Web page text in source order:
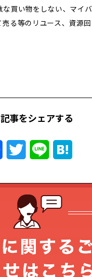
買い物をしない、マイ
る等のリユース、資源
事をシェアする
FacebookTwitter Line